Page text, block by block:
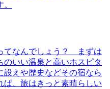
てなんでしょう？ まずは
いい温泉と高いホスピタ
設えや歴史などその宿なら
ば、旅はきっと素晴らしい